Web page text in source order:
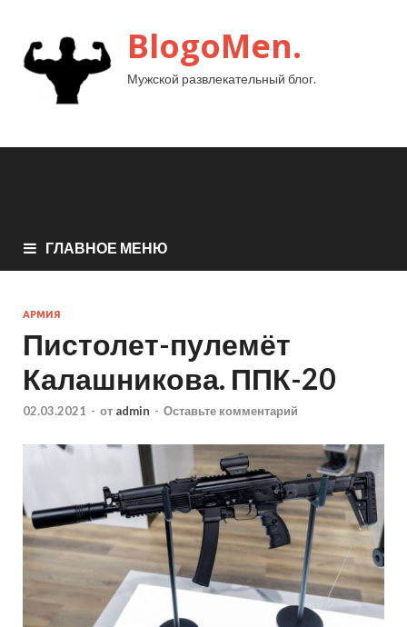
BlogoMen.
Мужской развлекательный блог.
ГЛАВНОЕ МЕНЮ
АРМИЯ
Пистолет-пулемёт
Калашникова. ППК-20
02.03.2021 - от admin - Оставьте комментарий